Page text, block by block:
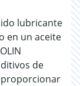
lubricante
en un aceite
de